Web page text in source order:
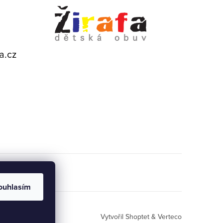
Vytvořil Shoptet & Verteco